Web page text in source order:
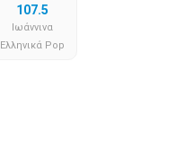
107.5
Iωάννινα
Ελληνικά Pop